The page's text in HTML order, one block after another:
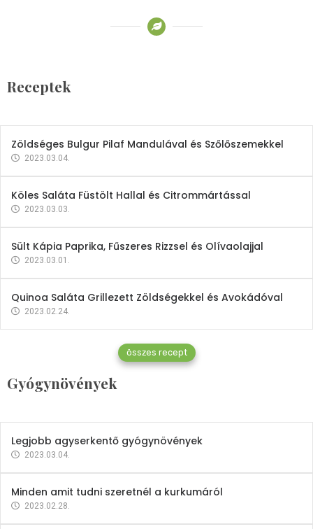
Receptek
2023.03.06.
Zöldséges Bulgur Pilaf Mandulával és Szőlőszemekkel
2023.03.04.
Köles Saláta Füstölt Hallal és Citrommártással
2023.03.03.
Sült Kápia Paprika, Fűszeres Rizzsel és Olívaolajjal
2023.03.01.
Quinoa Saláta Grillezett Zöldségekkel és Avokádóval
2023.02.24.
összes recept
Gyógynövények
Gyógynövények
Mindent a petrezselyemről
2023.12.21.
Legjobb agyserkentő gyógynövények
2023.03.04.
Minden amit tudni szeretnél a kurkumáról
2023.02.28.